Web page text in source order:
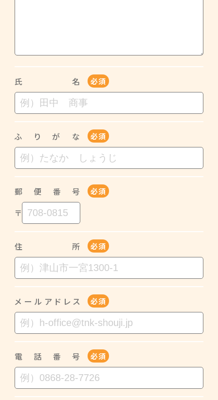
氏名 必須
ふりがな 必須
郵便番号 必須
〒
住所 必須
メールアドレス 必須
電話番号 必須